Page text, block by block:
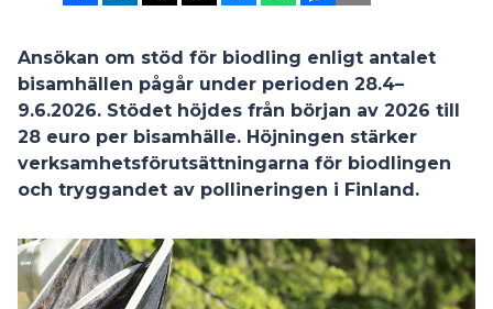
Ansökan om stöd för biodling enligt antalet
bisamhällen pågår under perioden 28.4–
9.6.2026. Stödet höjdes från början av 2026 till
28 euro per bisamhälle. Höjningen stärker
verksamhetsförutsättningarna för biodlingen
och tryggandet av pollineringen i Finland.